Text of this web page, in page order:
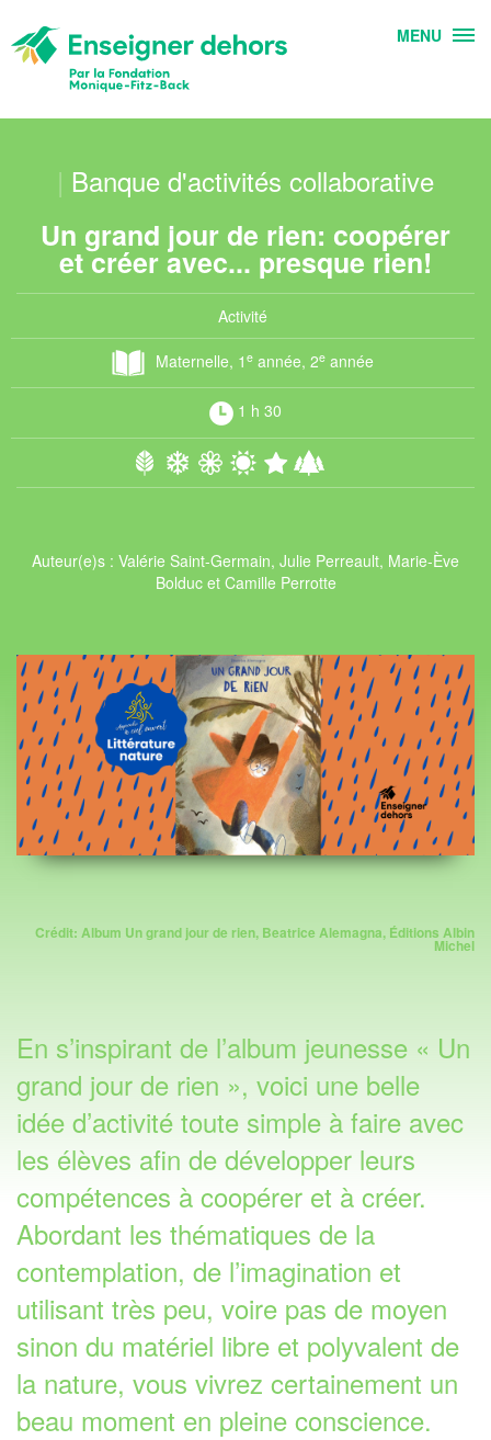
MENU
| Banque d'activités collaborative
Un grand jour de rien: coopérer
et créer avec... presque rien!
Activité
Maternelle, 1 e année, 2e année
1 h 30
Auteur(e)s : Valérie Saint-Germain, Julie Perreault, Marie-Ève
Bolduc et Camille Perrotte
Crédit: Album Un grand jour de rien, Beatrice Alemagna, Éditions Albin
Michel
En s’inspirant de l’album jeunesse « Un
grand jour de rien », voici une belle
idée d’activité toute simple à faire avec
les élèves afin de développer leurs
compétences à coopérer et à créer.
Abordant les thématiques de la
contemplation, de l’imagination et
utilisant très peu, voire pas de moyen
sinon du matériel libre et polyvalent de
la nature, vous vivrez certainement un
beau moment en pleine conscience.